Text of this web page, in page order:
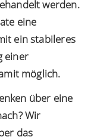
werden.
eine
ein stabileres
einer
möglich.
über eine
Wir
das